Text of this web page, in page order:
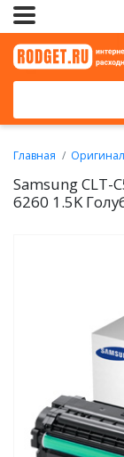
Главная
Samsung CLT-
6260 1.5K